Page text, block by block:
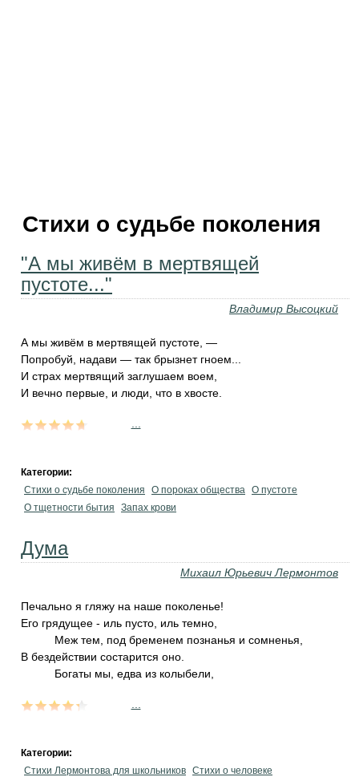
Стихи о судьбе поколения
"А мы живём в мертвящей
пустоте..."
Владимир Высоцкий
А мы живём в мертвящей пустоте, —
Попробуй, надави — так брызнет гноем...
И страх мертвящий заглушаем воем,
И вечно первые, и люди, что в хвосте.
Категории:
Стихи о судьбе поколения
О пороках общества О пустоте
О тщетности бытия
Запах крови
Дума
Михаил Юрьевич Лермонтов
Печально я гляжу на наше поколенье!
Его грядущее - иль пусто, иль темно,
Меж тем, под бременем познанья и сомненья,
В бездействии состарится оно.
Богаты мы, едва из колыбели,
Категории:
Стихи Лермонтова для школьников Стихи о человеке